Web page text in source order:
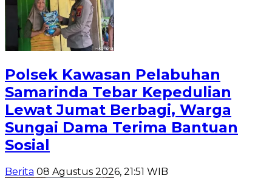
Polsek Kawasan Pelabuhan
Samarinda Tebar Kepedulian
Lewat Jumat Berbagi, Warga
Sungai Dama Terima Bantuan
Sosial
Berita 08 Agustus 2026, 21:51 WIB